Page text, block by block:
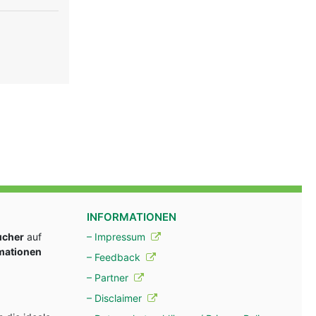
auf
INFORMATIONEN
– Impressum
– Feedback
– Partner
– Disclaimer